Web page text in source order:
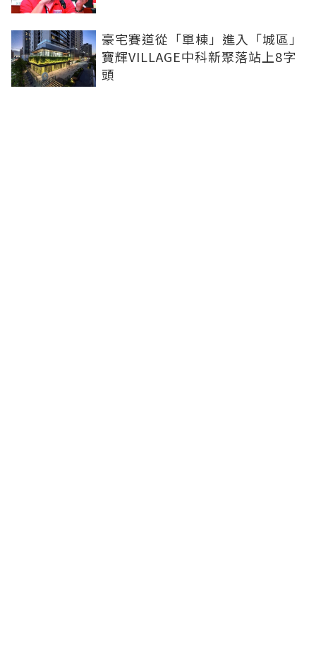
豪宅賽道從「單棟」進入「城區」
寶輝VILLAGE中科新聚落站上8字
頭